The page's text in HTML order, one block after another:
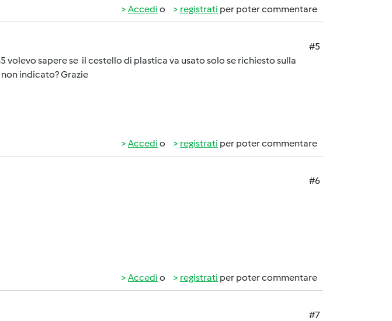
Accedi o registrati per poter commentare
#5
volevo sapere se il cestello di plastica va usato solo se richiesto sulla
indicato? Grazie
Accedi o registrati per poter commentare
#6
Accedi o registrati per poter commentare
#7